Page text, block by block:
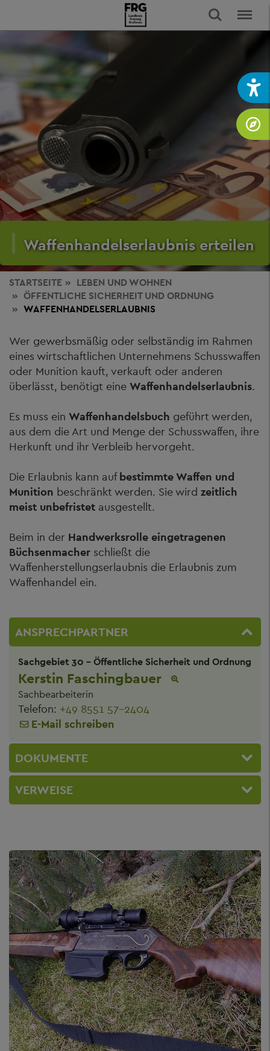
Waffenhandelserlaubnis erteilen
STARTSEITE LEBEN UND WOHNEN
ÖFFENTLICHE SICHERHEIT UND ORDNUNG
WAFFENHANDELSERLAUBNIS
Wer gewerbsmäßig oder selbständig im Rahmen
eines wirtschaftlichen Unternehmens Schusswaffen
oder Munition kauft, verkauft oder anderen
überlässt, benötigt eine Waffenhandelserlaubnis.
Es muss ein Waffenhandelsbuch geführt werden,
aus dem die Art und Menge der Schusswaffen, ihre
Herkunft und ihr Verbleib hervorgeht.
Die Erlaubnis kann aufbestimmte Waffen und
Munition beschränkt werden. Sie wird zeitlich
meist unbefristet ausgestellt.
Beim in der Handwerksrolle eingetragenen
Büchsenmacher schließt die
Waffenherstellungserlaubnis die Erlaubnis zum
Waffenhandel ein.
ANSPRECHPARTNER
Sachgebiet 30 - Öffentliche Sicherheit und Ordnung
Kerstin Faschingbauer
Sachbearbeiterin
Telefon: +49 8551 57-2404
E-Mail schreiben
DOKUMENTE
VERWEISE